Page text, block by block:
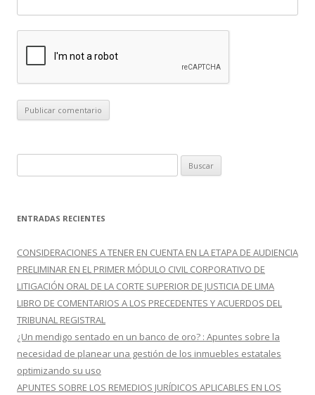
u
c
r
:
ENTRADAS RECIENTES
CONSIDERACIONES A TENER EN CUENTA EN LA ETAPA DE AUDIENCIA
PRELIMINAR EN EL PRIMER MÓDULO CIVIL CORPORATIVO DE
LITIGACIÓN ORAL DE LA CORTE SUPERIOR DE JUSTICIA DE LIMA
LIBRO DE COMENTARIOS A LOS PRECEDENTES Y ACUERDOS DEL
TRIBUNAL REGISTRAL
¿Un mendigo sentado en un banco de oro? : Apuntes sobre la
necesidad de planear una gestión de los inmuebles estatales
optimizando su uso
APUNTES SOBRE LOS REMEDIOS JURÍDICOS APLICABLES EN LOS